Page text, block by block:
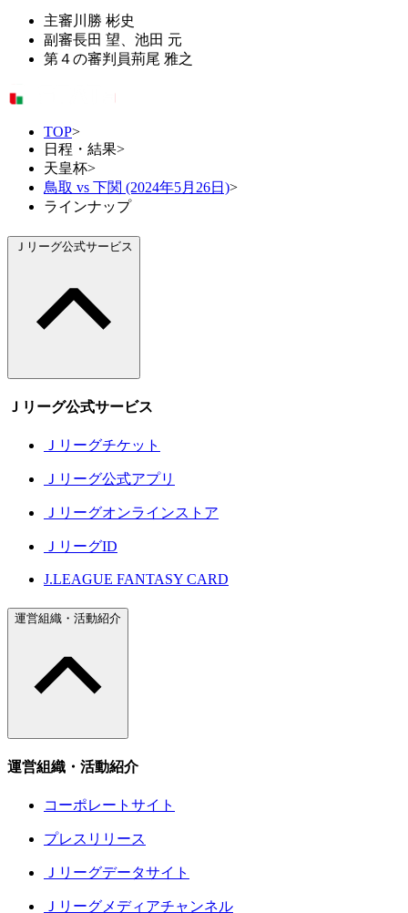
主審 川勝 彬史
副審長田 望、池田 元
第４の審判員荊尾 雅之
TOP>
日程・結果>
天皇杯>
鳥取 vs 下関 (2024年5月26日)>
ラインナップ
Ｊリーグ公式サービス
Ｊリーグ公式サービス
Ｊリーグチケット
Ｊリーグ公式アプリ
Ｊリーグオンラインストア
ＪリーグID
J.LEAGUE FANTASY CARD
運営組織・活動紹介
運営組織・活動紹介
コーポレートサイト
プレスリリース
Ｊリーグデータサイト
Ｊリーグメディアチャンネル